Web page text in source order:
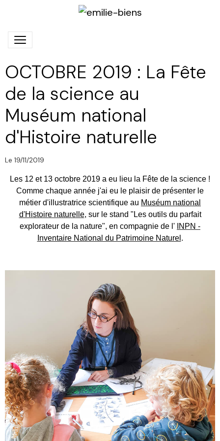
OCTOBRE 2019 : La Fête
de la science au
Muséum national
d'Histoire naturelle
Le 19/11/2019
Les 12 et 13 octobre 2019 a eu lieu la Fête de la science !
Comme chaque année j'ai eu le plaisir de présenter le
métier d'illustratrice scientifique au Muséum national
d'Histoire naturelle, sur le stand "Les outils du parfait
explorateur de la nature", en compagnie de l' INPN -
Inventaire National du Patrimoine Naturel .